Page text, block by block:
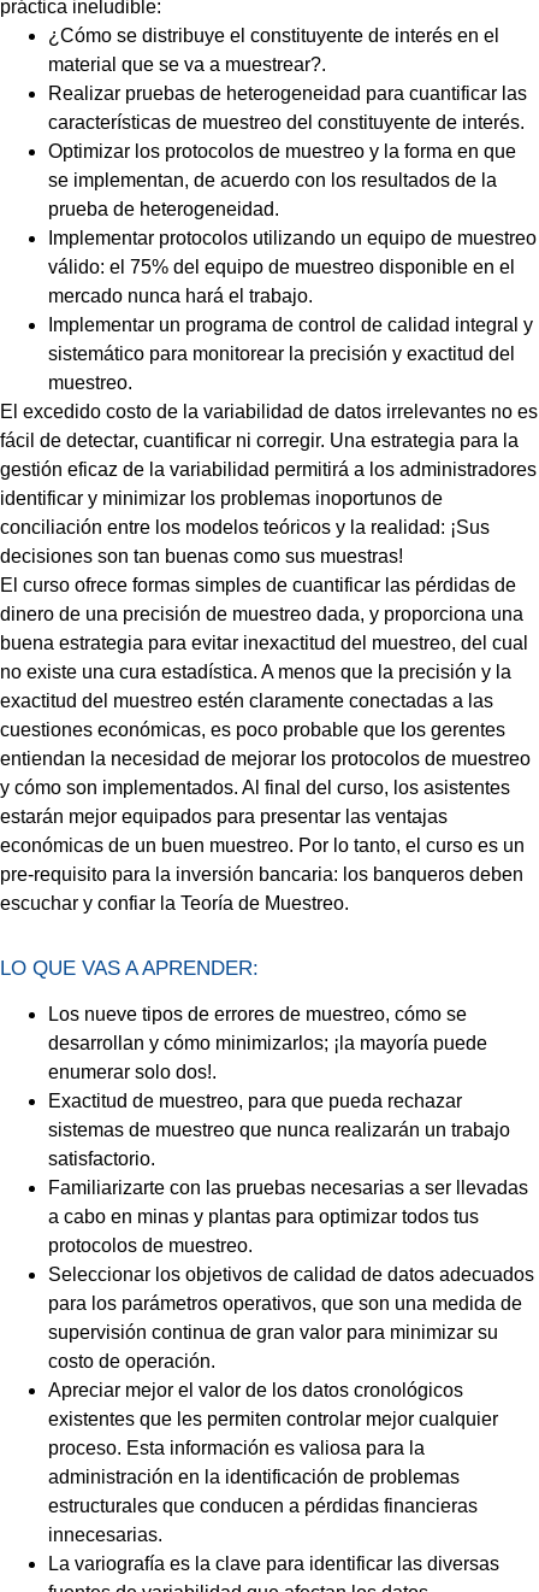
práctica ineludible:
¿Cómo se distribuye el constituyente de interés en el
material que se va a muestrear?.
Realizar pruebas de heterogeneidad para cuantificar las
características de muestreo del constituyente de interés.
Optimizar los protocolos de muestreo y la forma en que
se implementan, de acuerdo con los resultados de la
prueba de heterogeneidad.
Implementar protocolos utilizando un equipo de muestreo
válido: el 75% del equipo de muestreo disponible en el
mercado nunca hará el trabajo.
Implementar un programa de control de calidad integral y
sistemático para monitorear la precisión y exactitud del
muestreo.
El excedido costo de la variabilidad de datos irrelevantes no es
fácil de detectar, cuantificar ni corregir. Una estrategia para la
gestión eficaz de la variabilidad permitirá a los administradores
identificar y minimizar los problemas inoportunos de
conciliación entre los modelos teóricos y la realidad: ¡Sus
decisiones son tan buenas como sus muestras!
El curso ofrece formas simples de cuantificar las pérdidas de
dinero de una precisión de muestreo dada, y proporciona una
buena estrategia para evitar inexactitud del muestreo, del cual
no existe una cura estadística. A menos que la precisión y la
exactitud del muestreo estén claramente conectadas a las
cuestiones económicas, es poco probable que los gerentes
entiendan la necesidad de mejorar los protocolos de muestreo
y cómo son implementados. Al final del curso, los asistentes
estarán mejor equipados para presentar las ventajas
económicas de un buen muestreo. Por lo tanto, el curso es un
pre-requisito para la inversión bancaria: los banqueros deben
escuchar y confiar la Teoría de Muestreo.
LO QUE VAS A APRENDER:
Los nueve tipos de errores de muestreo, cómo se
desarrollan y cómo minimizarlos; ¡la mayoría puede
enumerar solo dos!.
Exactitud de muestreo, para que pueda rechazar
sistemas de muestreo que nunca realizarán un trabajo
satisfactorio.
Familiarizarte con las pruebas necesarias a ser llevadas
a cabo en minas y plantas para optimizar todos tus
protocolos de muestreo.
Seleccionar los objetivos de calidad de datos adecuados
para los parámetros operativos, que son una medida de
supervisión continua de gran valor para minimizar su
costo de operación.
Apreciar mejor el valor de los datos cronológicos
existentes que les permiten controlar mejor cualquier
proceso. Esta información es valiosa para la
administración en la identificación de problemas
estructurales que conducen a pérdidas financieras
innecesarias.
La variografía es la clave para identificar las diversas